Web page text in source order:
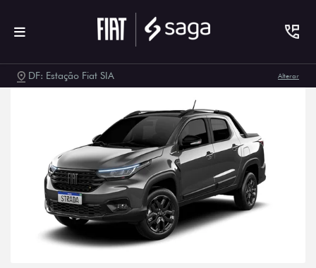
DF: Estação Fiat SIA Alterar